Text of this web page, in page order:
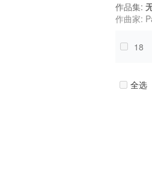
作品集:
作曲家:
18
全选